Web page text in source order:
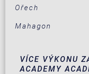
Ořech
Mahagon
VÍCE VÝKONU
ACADEMY